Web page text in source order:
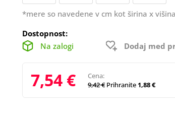
*mere so navedene v cm kot širina x
Dostopnost:
Na zalogi
Dodaj med
7,54 €
Cena:
9,42 € Prihranite 1,88 €